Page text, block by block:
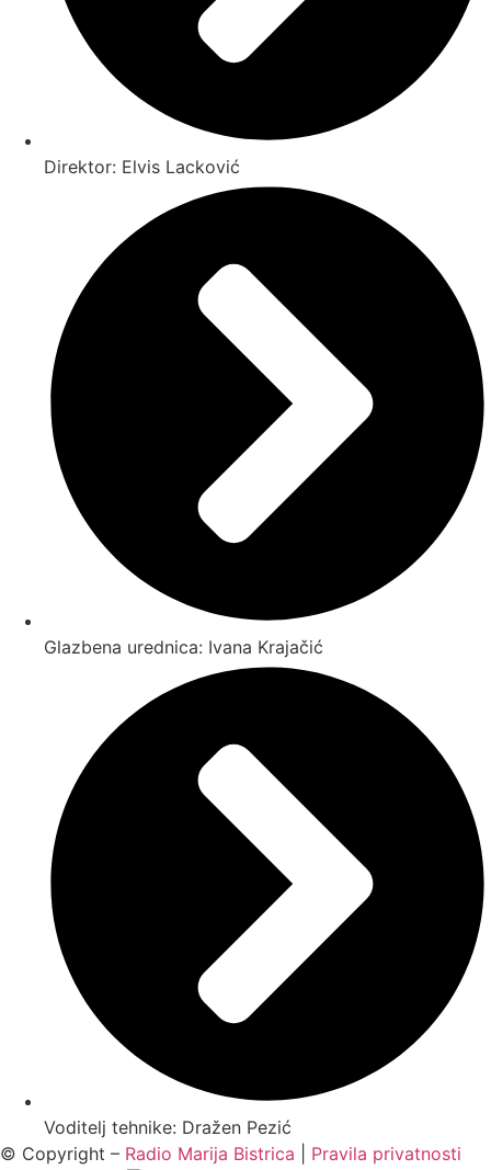
Direktor: Elvis Lacković
Glazbena urednica: Ivana Krajačić
Voditelj tehnike: Dražen Pezić
© Copyright – Radio Marija Bistrica
Pravila privatnosti